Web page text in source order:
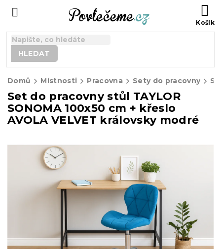
HLEDAT
Domů Místnosti Pracovna Sety do pracovny
Set do pracovny stůl TAYLOR
SONOMA 100x50 cm + křeslo
AVOLA VELVET královsky modré